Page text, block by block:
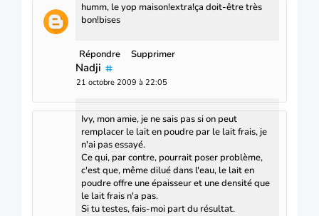
humm, le yop maison!extra!ça doit-être très
bon!bises
Répondre Supprimer
Nadji
21 octobre 2009 à 22:05
Ivy, mon amie, je ne sais pas si on peut
remplacer le lait en poudre par le lait frais, je
n'ai pas essayé.
Ce qui, par contre, pourrait poser problème,
c'est que, même dilué dans l'eau, le lait en
poudre offre une épaisseur et une densité que
le lait frais n'a pas.
Si tu testes, fais-moi part du résultat.